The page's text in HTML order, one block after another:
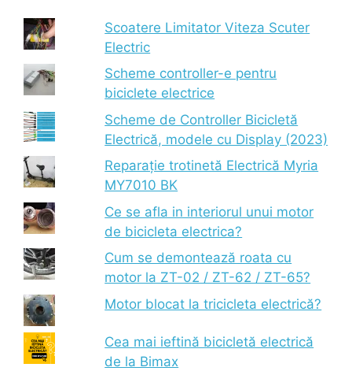
Scoatere Limitator Viteza Scuter
Electric
Scheme controller-e pentru
biciclete electrice
Scheme de Controller Bicicletă
Electrică, modele cu Display (2023)
Reparație trotinetă Electrică Myria
MY7010 BK
Ce se afla in interiorul unui motor
de bicicleta electrica?
Cum se demontează roata cu
motor la ZT-02 / ZT-62 / ZT-65?
Motor blocat la tricicleta electrică?
Cea mai ieftină bicicletă electrică
de la Bimax